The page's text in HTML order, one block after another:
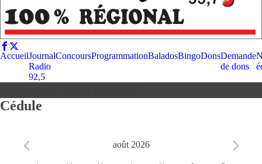
AccueilJournal
Radio
92,5
ConcoursProgrammationBaladosBingoDonsDemande
de dons
Cédule
août 2026